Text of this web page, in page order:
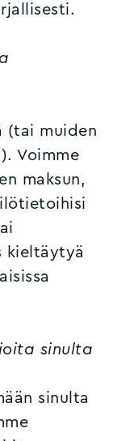
(tai muiden
Voimme
maksun,
kieltäytyä
sinulta
sinulta